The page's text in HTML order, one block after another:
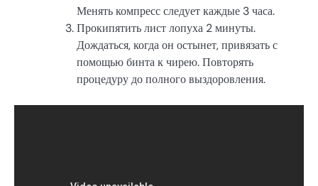
Менять компресс следует каждые 3 часа.
Прокипятить лист лопуха 2 минуты.
Дождаться, когда он остынет, привязать с
помощью бинта к чирею. Повторять
процедуру до полного выздоровления.